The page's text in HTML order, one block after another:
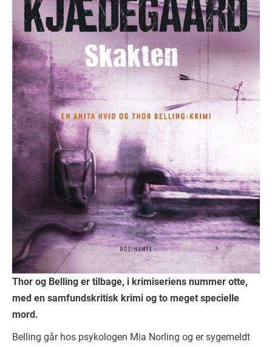
Thor og Belling er tilbage, i krimiseriens nummer otte,
med en samfundskritisk krimi og to meget specielle
mord.
Belling går hos psykologen Mia Norling og er sygemeldt